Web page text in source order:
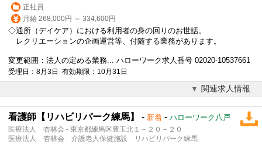
正社員
月給 268,000円 ～ 334,600円
◇通所（デイケア）における利用者の身の回りのお世話。
レクリエーションの企画運営等、付随する業務があります。
変更範囲：法人の定める業務... ハローワーク求人番号 02020-10537661
受理日：8月3日 有効期限：10月31日
関連求人情報
看護師【リハビリパーク練馬】 - 新着 - ハローワーク八戸
医療法人 杏林会 - 東京都練馬区豊玉北１－２０－２０
医療法人 杏林会 介護老人保健施設 リハビリパーク練馬